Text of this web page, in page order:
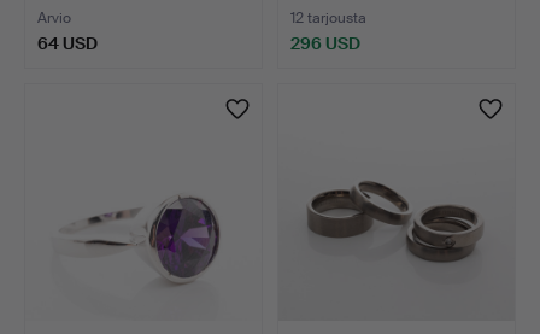
Arvio
64 USD
12 tarjousta
296 USD